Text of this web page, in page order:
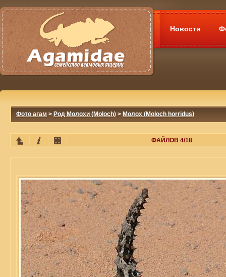
Новости
Фото агам > Род Молохи (Moloch) > Молох (Moloch horridus)
ФАЙЛОВ 4/18